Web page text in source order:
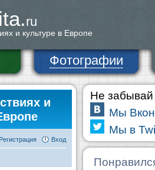
ru
и культуре в Европе
Фотографии
и
Вход
Регистрация
Не забывай
Мы
Мы в